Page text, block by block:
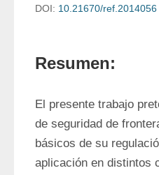
DOI: 10.21670/ref.2014056
Resumen:
El presente trabajo
de seguridad de
básicos de su
aplicación en distintos